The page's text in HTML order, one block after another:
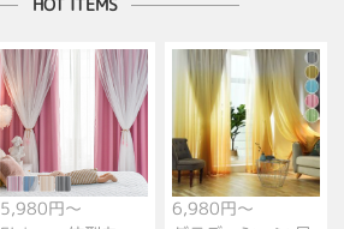
HOT ITEMS
5,980円～
6,980円～